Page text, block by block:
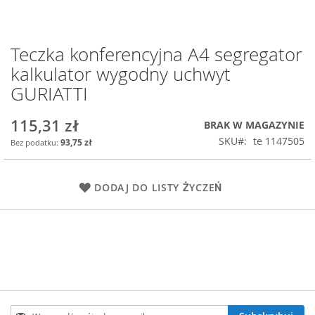
Przejdź
na
początek
galerii
Teczka konferencyjna A4 segregator
kalkulator wygodny uchwyt
GURIATTI
115,31 zł
93,75 zł
BRAK W MAGAZYNIE
SKU
te 1147505
DODAJ DO LISTY ŻYCZEŃ
Subskrybuj